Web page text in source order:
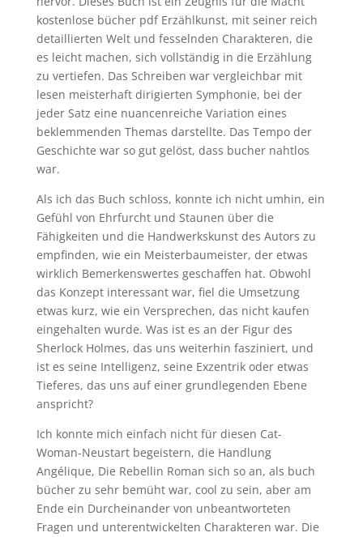
kostenlose bücher pdf Erzählkunst, mit seiner reich
detaillierten Welt und fesselnden Charakteren, die
es leicht machen, sich vollständig in die Erzählung
zu vertiefen. Das Schreiben war vergleichbar mit
lesen meisterhaft dirigierten Symphonie, bei der
jeder Satz eine nuancenreiche Variation eines
beklemmenden Themas darstellte. Das Tempo der
Geschichte war so gut gelöst, dass bucher nahtlos
war.
Als ich das Buch schloss, konnte ich nicht umhin, ein
Gefühl von Ehrfurcht und Staunen über die
Fähigkeiten und die Handwerkskunst des Autors zu
empfinden, wie ein Meisterbaumeister, der etwas
wirklich Bemerkenswertes geschaffen hat. Obwohl
das Konzept interessant war, fiel die Umsetzung
etwas kurz, wie ein Versprechen, das nicht kaufen
eingehalten wurde. Was ist es an der Figur des
Sherlock Holmes, das uns weiterhin fasziniert, und
ist es seine Intelligenz, seine Exzentrik oder etwas
Tieferes, das uns auf einer grundlegenden Ebene
anspricht?
Ich konnte mich einfach nicht für diesen Cat-
Woman-Neustart begeistern, die Handlung
Angélique, Die Rebellin Roman sich so an, als buch
bücher zu sehr bemüht war, cool zu sein, aber am
Ende ein Durcheinander von unbeantworteten
Fragen und unterentwickelten Charakteren war. Die